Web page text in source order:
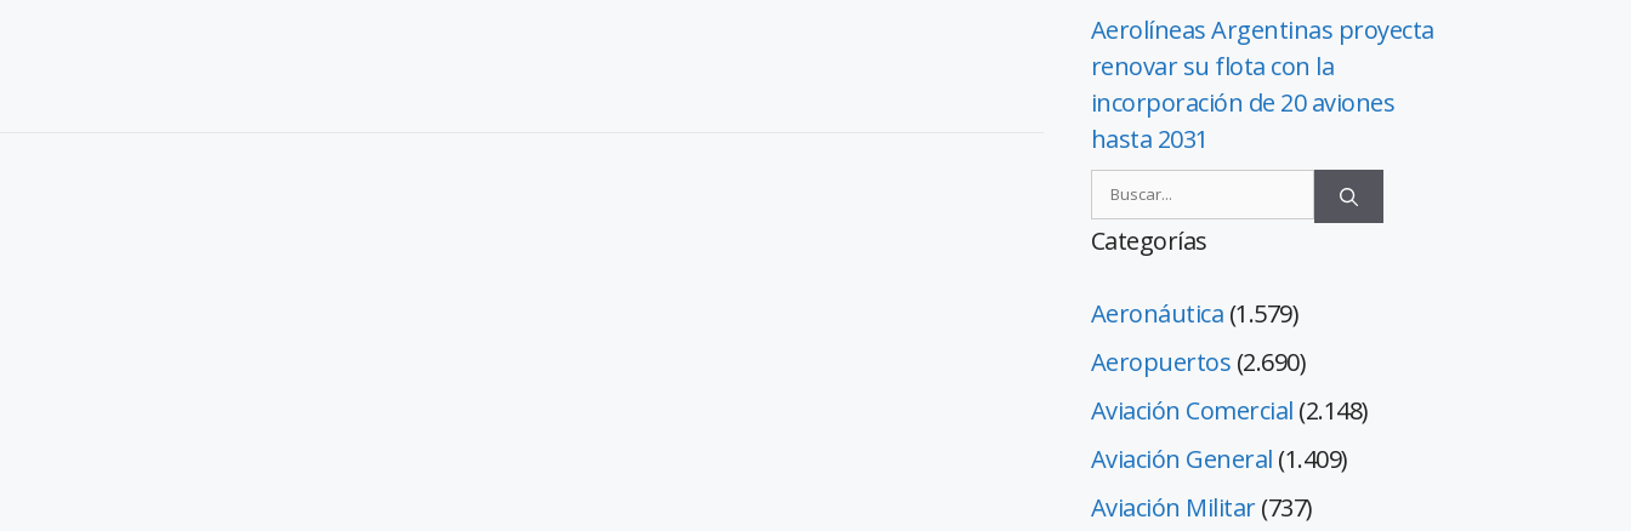
Aerolíneas Argentinas proyecta
renovar su flota con la
incorporación de 20 aviones
hasta 2031
Categorías
Aeronáutica (1.579)
Aeropuertos (2.690)
Aviación Comercial (2.148)
Aviación General (1.409)
Aviación Militar(737)